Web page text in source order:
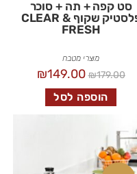
סט קפה + תה + סוכר
פלסטיק שקוף CLEAR &
FRESH
מוצרי מטבח
₪179.00
₪149.00
הוספה לסל